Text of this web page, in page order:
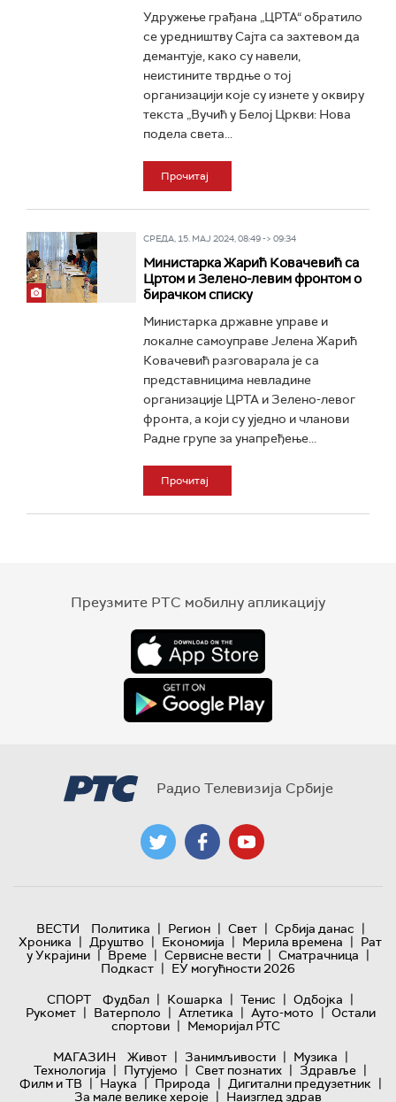
Удружење грађана „ЦРТА“ обратило
се уредништву Сајта са захтевом да
демантује, како су навели,
неистините тврдње о тој
организацији које су изнете у оквиру
текста „Вучић у Белој Цркви: Нова
подела света...
Прочитај
СРЕДА, 15. МАЈ 2024, 08:49 -> 09:34
Министарка Жарић Ковачевић са
Цртом и Зелено-левим фронтом о
бирачком списку
Министарка државне управе и
локалне самоуправе Јелена Жарић
Ковачевић разговарала је са
представницима невладине
организације ЦРТА и Зелено-левог
фронта, а који су уједно и чланови
Радне групе за унапређење...
Прочитај
Преузмите РТС мобилну апликацију
Радио Телевизија Србије
ВЕСТИ Политика | Регион | Свет | Србија данас |
Хроника | Друштво | Економија | Мерила времена | Рат
у Украјини | Време | Сервисне вести | Сматрачница |
Подкаст | ЕУ могућности 2026
СПОРТ
Фудбал | Кошарка | Тенис | Одбојка |
Рукомет | Ватерполо | Атлетика | Ауто-мото | Остали
спортови | Меморијал РТС
МАГАЗИН
Живот | Занимљивости | Музика |
Технологијa | Путујемо | Свет познатих | Здравље |
Филм и ТВ | Наука | Природа | Дигитални предузетник |
За мале велике хероје | Наизглед здрав